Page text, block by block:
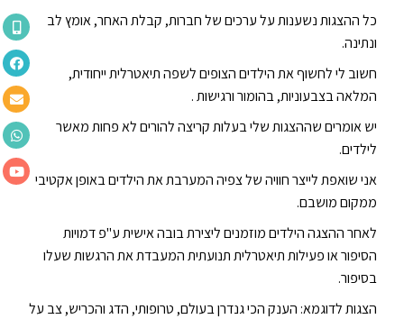
כל ההצגות נשענות על ערכים של חברות, קבלת האחר, אומץ לב
ונתינה.
חשוב לי לחשוף את הילדים הצופים לשפה תיאטרלית ייחודית,
המלאה בצבעוניות, בהומור ורגישות .
יש אומרים שההצגות שלי בעלות קריצה להורים לא פחות מאשר
לילדים.
אני שואפת לייצר חוויה של צפיה המערבת את הילדים באופן אקטיבי
ממקום מושבם.
לאחר ההצגה הילדים מוזמנים ליצירת בובה אישית ע"פ דמויות
הסיפור או פעילות תיאטרלית תנועתית המעבדת את הרגשות שעלו
בסיפור.
הצגות לדוגמא: הענק הכי גנדרן בעולם, טרופותי, הדג והכריש, צב על